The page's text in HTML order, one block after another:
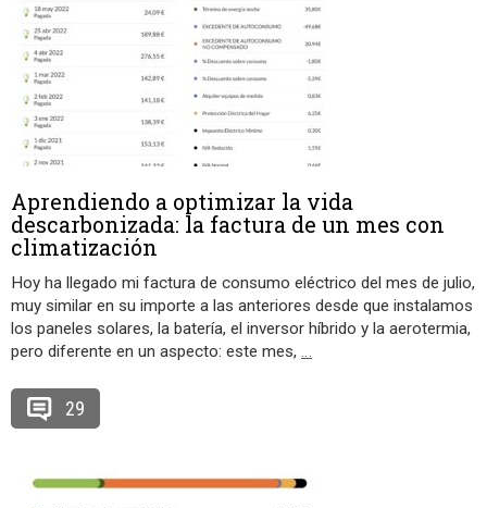
Aprendiendo a optimizar la vida
descarbonizada: la factura de un mes con
climatización
Hoy ha llegado mi factura de consumo eléctrico del mes de julio,
muy similar en su importe a las anteriores desde que instalamos
los paneles solares, la batería, el inversor híbrido y la aerotermia,
pero diferente en un aspecto: este mes, …
29